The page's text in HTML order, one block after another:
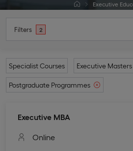
Executive
Filters 2
Specialist Courses Executive Masters
Postgraduate Programmes
Executive MBA
Online